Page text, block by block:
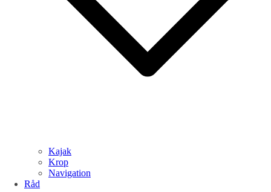
Kajak
Krop
Navigation
Råd